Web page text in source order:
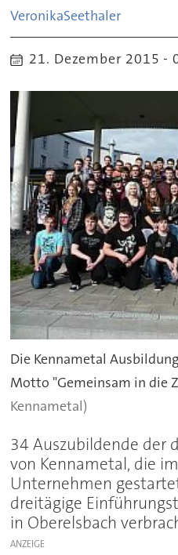
VeronikaSeethaler
21. Dezember 2015 -
Die Kennametal
Motto "Gemeinsam in die
Kennametal)
34 Auszubildende der
von Kennametal, die
Unternehmen
dreitägige
in Oberelsbach
ANZEIGE